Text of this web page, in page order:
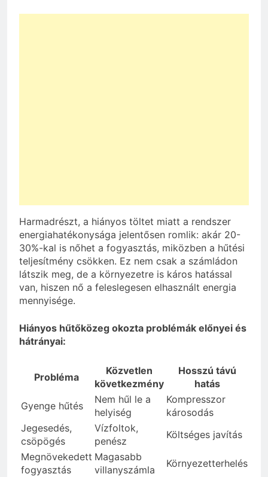
Harmadrészt, a hiányos töltet miatt a rendszer
energiahatékonysága jelentősen romlik: akár 20-
30%-kal is nőhet a fogyasztás, miközben a hűtési
teljesítmény csökken. Ez nem csak a számládon
látszik meg, de a környezetre is káros hatással
van, hiszen nő a feleslegesen elhasznált energia
mennyisége.
Hiányos hűtőközeg okozta problémák előnyei és
hátrányai:
Probléma
Közvetlen
következmény
Hosszú távú
hatás
Gyenge hűtés
Nem hűl le a
helyiség
Kompresszor
károsodás
Jegesedés,
csöpögés
Vízfoltok,
penész
Költséges javítás
Megnövekedett
fogyasztás
Magasabb
villanyszámla
Környezetterhelés